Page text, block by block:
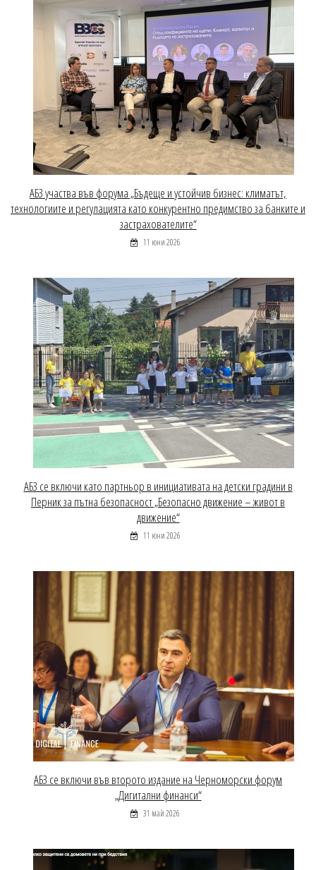
АБЗ участва във форума „Бъдеще и устойчив бизнес: климатът,
технологиите и регулацията като конкурентно предимство за банките и
застрахователите“
11 юни 2026
АБЗ се включи като партньор в инициативата на детски градини в
Перник за пътна безопасност „Безопасно движение – живот в
движение“
11 юни 2026
АБЗ се включи във второто издание на Черноморски форум
„Дигитални финанси“
31 май 2026